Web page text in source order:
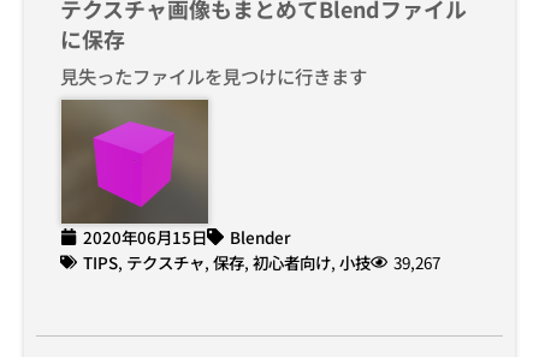
テクスチャ画像もまとめてBlendファイル
に保存
見失ったファイルを見つけに行きます
2020年06月15日
Blender
TIPS, テクスチャ, 保存, 初心者向け, 小技 39,267